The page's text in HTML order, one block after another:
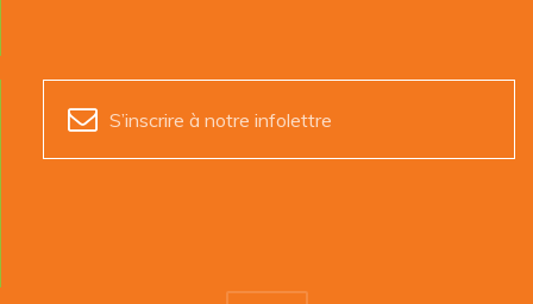
S’inscrire à notre infolettre